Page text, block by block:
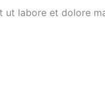
labore et dolore